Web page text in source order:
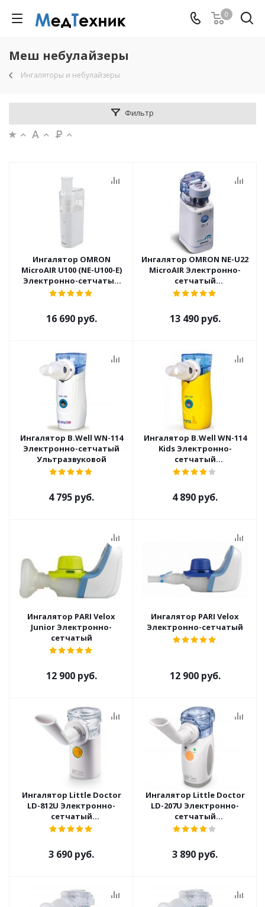
0
Меш небулайзеры
Ингаляторы и небулайзеры
Фильтр
Ингалятор OMRON
MicroAIR U100 (NE-U100-E)
Электронно-сетчатый
Ультразвуковой
16 690 руб.
Ингалятор OMRON NE-U22
MicroAIR Электронно-
сетчатый
Ультразвуковой
13 490 руб.
Ингалятор B.Well WN-114
Электронно-сетчатый
Ультразвуковой
4 795 руб.
Ингалятор B.Well WN-114
Kids Электронно-
сетчатый
Ультразвуковой
4 890 руб.
Ингалятор PARI Velox
Junior Электронно-
сетчатый
12 900 руб.
Ингалятор PARI Velox
Электронно-сетчатый
12 900 руб.
Ингалятор Little Doctor
LD-812U Электронно-
сетчатый
Ультразвуковой
3 690 руб.
Ингалятор Little Doctor
LD-207U Электронно-
сетчатый
Ультразвуковой
3 890 руб.